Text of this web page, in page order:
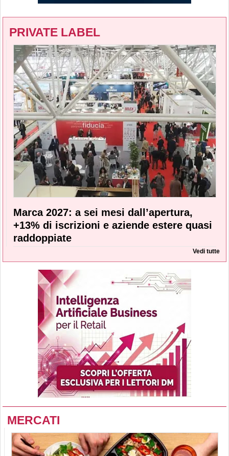
PRIVATE LABEL
Marca 2027: a sei mesi dall’apertura,
+13% di iscrizioni e aziende estere quasi
raddoppiate
Vedi tutte
MERCATI